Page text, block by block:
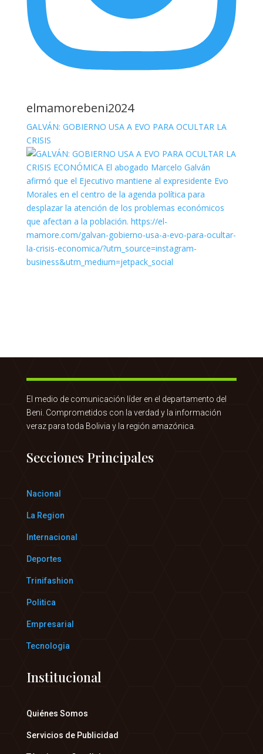
elmamorebeni2024
GALVÁN: GOBIERNO USA A EVO PARA OCULTAR LA
CRISIS
El medio de comunicación líder en el departamento del
Beni. Comprometidos con la verdad y la información
veraz para toda Bolivia y la región amazónica.
Secciones Principales
Nacional
La Region
Internacional
Deportes
Trinifashion
Politica
Empresarial
Tecnologia
Institucional
Quiénes Somos
Servicios de Publicidad